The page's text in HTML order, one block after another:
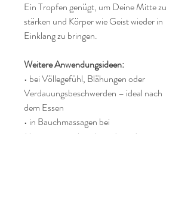
Ein Tropfen genügt, um Deine Mitte zu
stärken und Körper wie Geist wieder in
Einklang zu bringen.
Weitere Anwendungsideen:
• bei Völlegefühl, Blähungen oder
Verdauungsbeschwerden – ideal nach
dem Essen
• in Bauchmassagen bei
Menstruationsbeschwerden oder